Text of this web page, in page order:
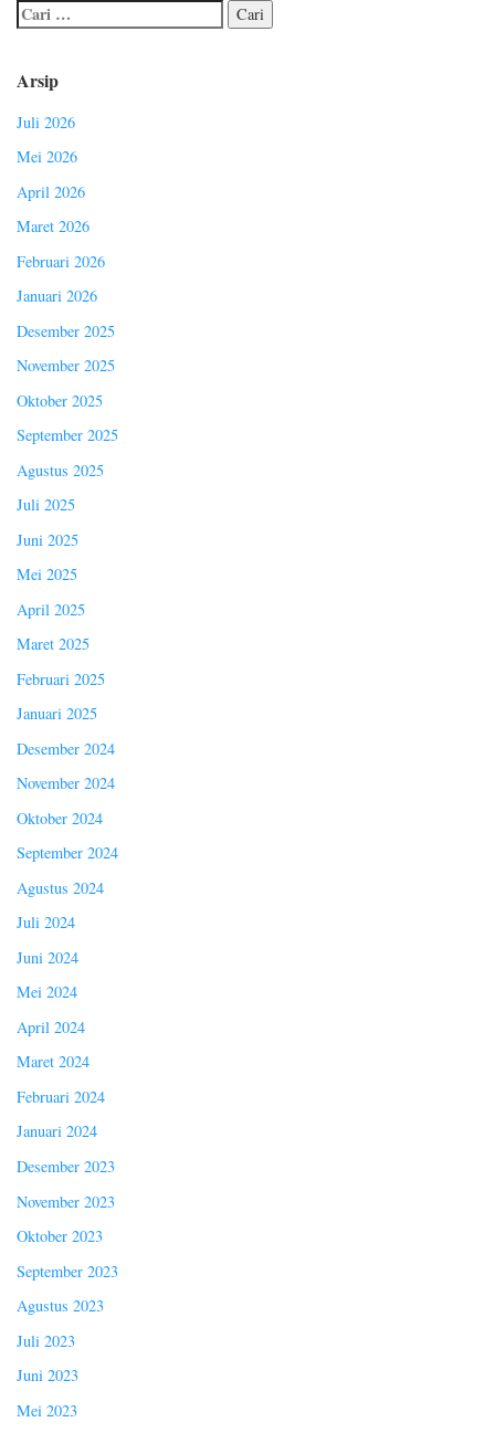
Arsip
Juli 2026
Mei 2026
April 2026
Maret 2026
Februari 2026
Januari 2026
Desember 2025
November 2025
Oktober 2025
September 2025
Agustus 2025
Juli 2025
Juni 2025
Mei 2025
April 2025
Maret 2025
Februari 2025
Januari 2025
Desember 2024
November 2024
Oktober 2024
September 2024
Agustus 2024
Juli 2024
Juni 2024
Mei 2024
April 2024
Maret 2024
Februari 2024
Januari 2024
Desember 2023
November 2023
Oktober 2023
September 2023
Agustus 2023
Juli 2023
Juni 2023
Mei 2023